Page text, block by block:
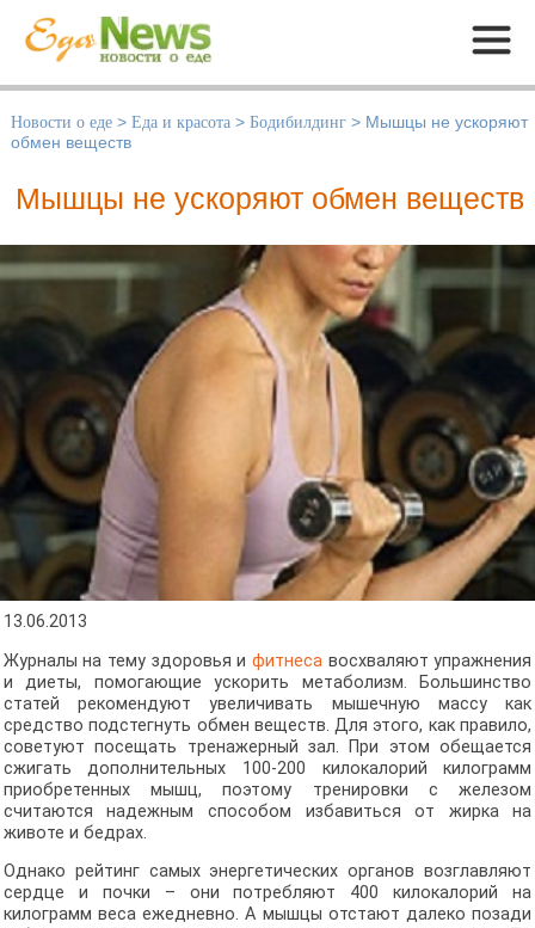
Меню
Новости о еде > Еда и красота > Бодибилдинг > Мышцы не ускоряют
обмен веществ
Мышцы не ускоряют обмен веществ
13.06.2013
Журналы на тему здоровья и фитнесавосхваляют упражнения
и диеты, помогающие ускорить метаболизм. Большинство
статей рекомендуют увеличивать мышечную массу как
средство подстегнуть обмен веществ. Для этого, как правило,
советуют посещать тренажерный зал. При этом обещается
сжигать дополнительных 100-200 килокалорий килограмм
приобретенных мышц, поэтому тренировки с железом
считаются надежным способом избавиться от жирка на
животе и бедрах.
Однако рейтинг самых энергетических органов возглавляют
сердце и почки – они потребляют 400 килокалорий на
килограмм веса ежедневно. А мышцы отстают далеко позади